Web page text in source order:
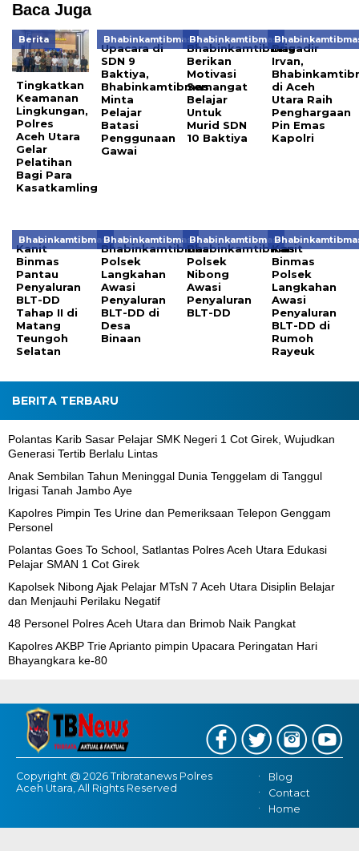
Baca Juga
Berita
Tingkatkan
Keamanan
Lingkungan,
Polres
Aceh Utara
Gelar
Pelatihan
Bagi Para
Kasatkamling
Bhabinkamtibmas
Upacara di
SDN 9
Baktiya,
Bhabinkamtibmas
Minta
Pelajar
Batasi
Penggunaan
Gawai
Bhabinkamtibmas
Bhabinkamtibmas
Berikan
Motivasi
Semangat
Belajar
Untuk
Murid SDN
10 Baktiya
Brigadir
Irvan,
di Aceh
Utara Raih
Penghargaan
Pin Emas
Kapolri
Bhabinkamtibmas
Kanit
Binmas
Pantau
Penyaluran
BLT-DD
Tahap II di
Matang
Teungoh
Selatan
Bhabinkamtibmas
Bhabinkamtibmas
Polsek
Langkahan
Awasi
Penyaluran
BLT-DD di
Desa
Binaan
Bhabinkamtibmas
Bhabinkamtibmas
Polsek
Nibong
Awasi
Penyaluran
BLT-DD
Kanit
Binmas
Polsek
Langkahan
Awasi
Penyaluran
BLT-DD di
Rumoh
Rayeuk
BERITA TERBARU
Polantas Karib Sasar Pelajar SMK Negeri 1 Cot Girek, Wujudkan
Generasi Tertib Berlalu Lintas
Anak Sembilan Tahun Meninggal Dunia Tenggelam di Tanggul
Irigasi Tanah Jambo Aye
Kapolres Pimpin Tes Urine dan Pemeriksaan Telepon Genggam
Personel
Polantas Goes To School, Satlantas Polres Aceh Utara Edukasi
Pelajar SMAN 1 Cot Girek
Kapolsek Nibong Ajak Pelajar MTsN 7 Aceh Utara Disiplin Belajar
dan Menjauhi Perilaku Negatif
48 Personel Polres Aceh Utara dan Brimob Naik Pangkat
Kapolres AKBP Trie Aprianto pimpin Upacara Peringatan Hari
Bhayangkara ke-80
Copyright @ 2026 Tribratanews Polres
Aceh Utara, All Rights Reserved
Blog
Contact
Home